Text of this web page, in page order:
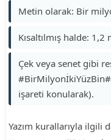
Metin olarak: Bir
Kısaltılmış halde: 1,2
Çek veya senet gibi
işareti konularak).
Yazım kurallarıyla ilgili